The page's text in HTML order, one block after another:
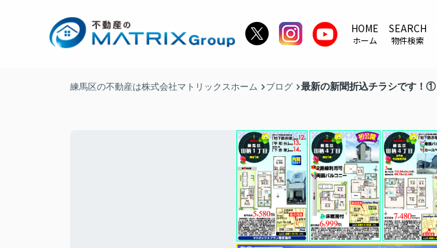
HOME
ホーム
SEARCH
物件検索
練馬区の不動産は株式会社マトリックスホーム ブログ 最新の新聞折込チラシです！①